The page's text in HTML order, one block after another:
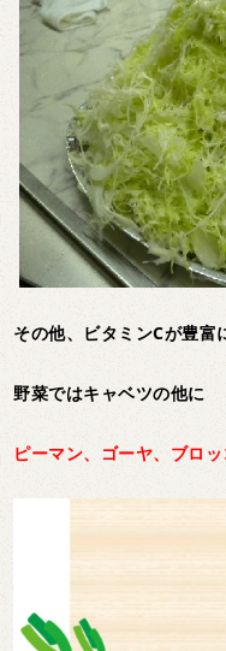
その他、ビタミンCが豊富
野菜ではキャベツの他に
ピーマン、ゴーヤ、ブロ